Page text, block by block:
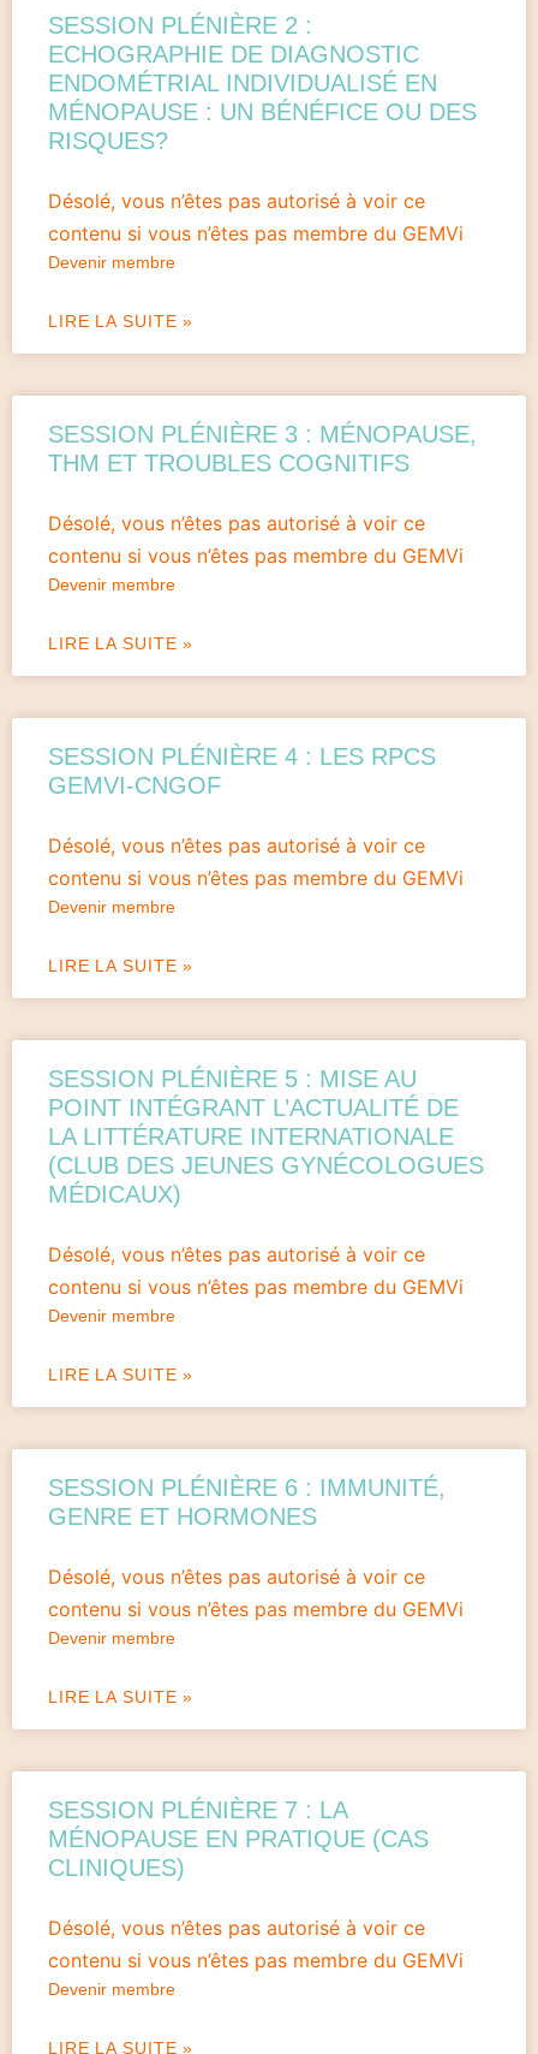
SESSION PLÉNIÈRE 2 :
ECHOGRAPHIE DE DIAGNOSTIC
ENDOMÉTRIAL INDIVIDUALISÉ EN
MÉNOPAUSE : UN BÉNÉFICE OU DES
RISQUES?
Désolé, vous n’êtes pas autorisé à voir ce
contenu si vous n’êtes pas membre du GEMVi
Devenir membre
LIRE LA SUITE »
SESSION PLÉNIÈRE 3 : MÉNOPAUSE,
THM ET TROUBLES COGNITIFS
Désolé, vous n’êtes pas autorisé à voir ce
contenu si vous n’êtes pas membre du GEMVi
Devenir membre
LIRE LA SUITE »
SESSION PLÉNIÈRE 4 : LES RPCS
GEMVI-CNGOF
Désolé, vous n’êtes pas autorisé à voir ce
contenu si vous n’êtes pas membre du GEMVi
Devenir membre
LIRE LA SUITE »
SESSION PLÉNIÈRE 5 : MISE AU
POINT INTÉGRANT L’ACTUALITÉ DE
LA LITTÉRATURE INTERNATIONALE
(CLUB DES JEUNES GYNÉCOLOGUES
MÉDICAUX)
Désolé, vous n’êtes pas autorisé à voir ce
contenu si vous n’êtes pas membre du GEMVi
Devenir membre
LIRE LA SUITE »
SESSION PLÉNIÈRE 6 : IMMUNITÉ,
GENRE ET HORMONES
Désolé, vous n’êtes pas autorisé à voir ce
contenu si vous n’êtes pas membre du GEMVi
Devenir membre
LIRE LA SUITE »
SESSION PLÉNIÈRE 7 : LA
MÉNOPAUSE EN PRATIQUE (CAS
CLINIQUES)
Désolé, vous n’êtes pas autorisé à voir ce
contenu si vous n’êtes pas membre du GEMVi
Devenir membre
LIRE LA SUITE »